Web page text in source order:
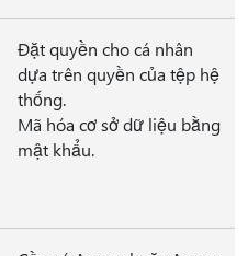
Đặt quyền cho cá nhân
dựa trên quyền của tệp hệ
thống.
Mã hóa cơ sở dữ liệu bằng
mật khẩu.